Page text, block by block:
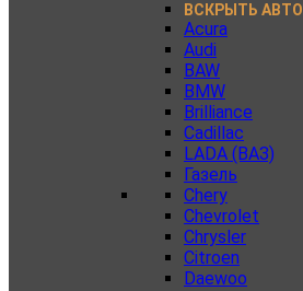
ВСКРЫТЬ АВТО
Acura
Audi
BAW
BMW
Brilliance
Cadillac
LADA (ВАЗ)
Газель
Chery
Chevrolet
Chrysler
Citroen
Daewoo